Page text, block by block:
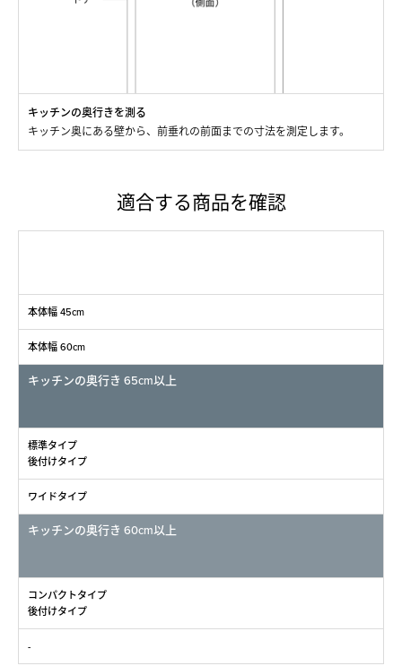
キッチンの奥行きを測る
キッチン奥にある壁から、前垂れの前面までの寸法を測定します。
適合する商品を確認
本体幅 45cm
本体幅 60cm
キッチンの奥行き 65cm以上
標準タイプ
後付けタイプ
ワイドタイプ
キッチンの奥行き 60cm以上
コンパクトタイプ
後付けタイプ
-